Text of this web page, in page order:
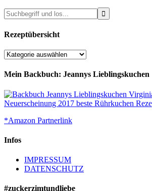
Rezeptübersicht
Rezeptübersicht
Mein Backbuch: Jeannys Lieblingskuchen
*Amazon Partnerlink
Infos
IMPRESSUM
DATENSCHUTZ
#zuckerzimtundliebe